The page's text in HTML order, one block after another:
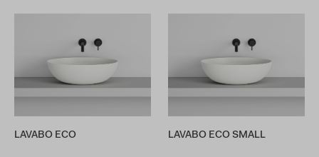
LAVABO ECO LAVABO ECO SMALL